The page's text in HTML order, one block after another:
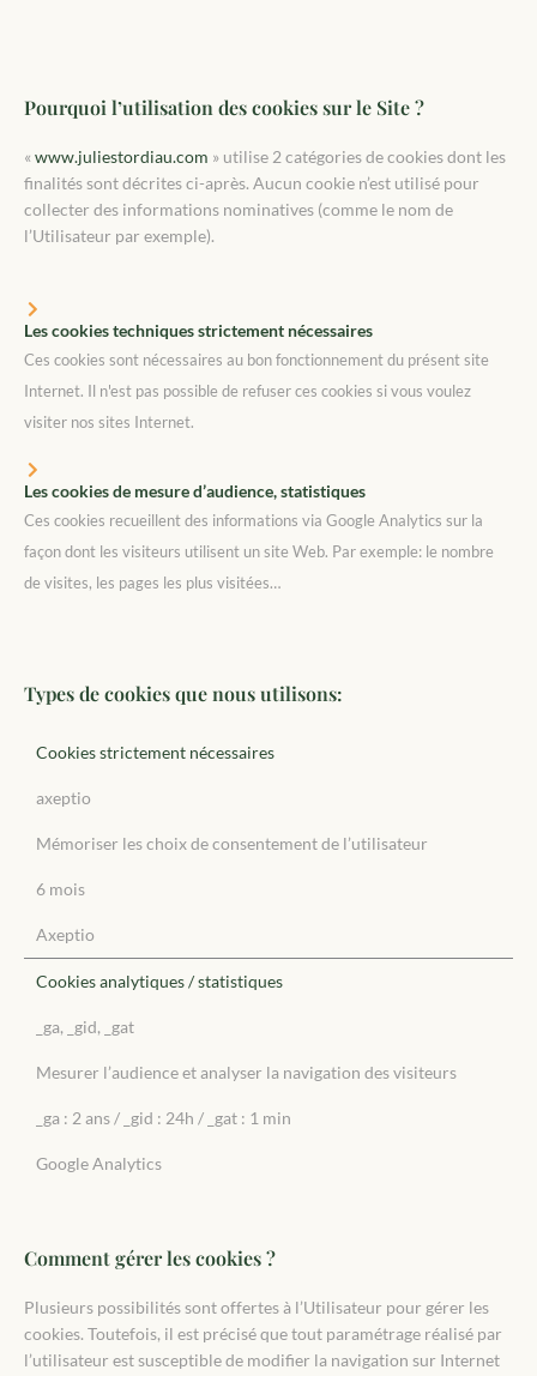
Pourquoi l’utilisation des cookies sur le Site ?
«www.juliestordiau.com » utilise 2 catégories de cookies dont les
finalités sont décrites ci-après. Aucun cookie n’est utilisé pour
collecter des informations nominatives (comme le nom de
l’Utilisateur par exemple).
Les cookies techniques strictement nécessaires
Ces cookies sont nécessaires au bon fonctionnement du présent site
Internet. Il n'est pas possible de refuser ces cookies si vous voulez
visiter nos sites Internet.
Les cookies de mesure d’audience, statistiques
Ces cookies recueillent des informations via Google Analytics sur la
façon dont les visiteurs utilisent un site Web. Par exemple: le nombre
de visites, les pages les plus visitées…
Types de cookies que nous utilisons:
Cookies strictement nécessaires
axeptio
Mémoriser les choix de consentement de l’utilisateur
6 mois
Axeptio
Cookies analytiques / statistiques
_ga, _gid, _gat
Mesurer l’audience et analyser la navigation des visiteurs
_ga : 2 ans / _gid : 24h / _gat : 1 min
Google Analytics
Comment gérer les cookies ?
Plusieurs possibilités sont offertes à l’Utilisateur pour gérer les
cookies. Toutefois, il est précisé que tout paramétrage réalisé par
l’utilisateur est susceptible de modifier la navigation sur Internet